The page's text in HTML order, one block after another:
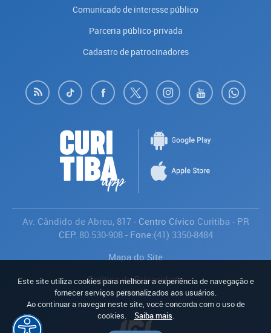
Comunicado de interesse público
Parceria público-privada
Cadastro de patrocinadores
Av. Cândido de Abreu, 817- Centro Cívico Curitiba- PR
CEP: 80.530-908- Fone:(41) 3350-8484
Mapa do Site
Política de Privacidade
Avaliar
Este site utiliza cookies para melhorar a experiência de navegação e
fornecer serviços personalizados aos usuários.
Ao continuar a navegar neste site, você concorda com o uso de
cookies.
Saiba mais.